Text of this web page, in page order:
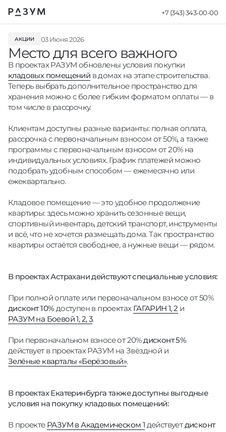
+7 (343) 343-00-00
Новости -
АКЦИИ 03 Июня 2026
Место для всего важного
В проектах РАЗУМ обновлены условия покупки
кладовых помещений в домах на этапе строительства.
Теперь выбрать дополнительное пространство для
хранения можно с более гибким форматом оплаты — в
том числе в рассрочку.
Клиентам доступны разные варианты: полная оплата,
рассрочка с первоначальным взносом от 50%, а также
программы с первоначальным взносом от 20% на
индивидуальных условиях. График платежей можно
подобрать удобным способом — ежемесячно или
ежеквартально.
Кладовое помещение — это удобное продолжение
квартиры: здесь можно хранить сезонные вещи,
спортивный инвентарь, детский транспорт, инструменты
и всё, что не хочется размещать дома. Так пространство
квартиры остаётся свободнее, а нужные вещи — рядом.
В проектах Астрахани действуют специальные условия:
При полной оплате или первоначальном взносе от 50%
дисконт 10% доступен в проектах ГАГАРИН 1, 2 и
РАЗУМ на Боевой 1, 2, 3.
При первоначальном взносе от 20%дисконт 5%
действует в проектах РАЗУМ на Звёздной и
Зелёные кварталы «Берёзовый».
В проектах Екатеринбурга также доступны выгодные
условия на покупку кладовых помещений:
В проекте РАЗУМ в Академическом 1 действуетдисконт